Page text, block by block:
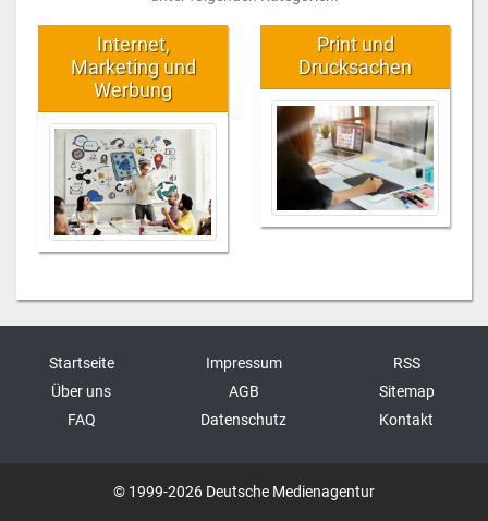
Internet,
Marketing und
Werbung
Print und
Drucksachen
Startseite
Über uns
FAQ
Impressum
AGB
Datenschutz
RSS
Sitemap
Kontakt
© 1999-2026 Deutsche Medienagentur